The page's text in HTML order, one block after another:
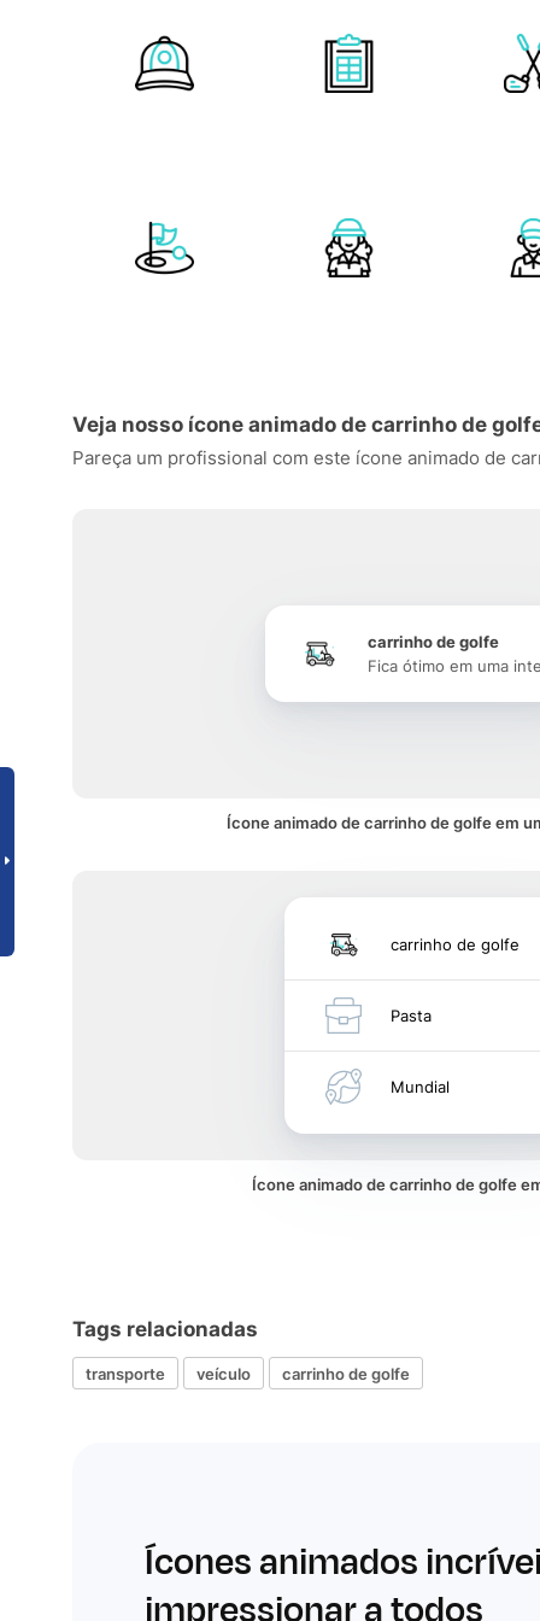
Veja nosso ícone animado de carrinho de
Pareça um profissional com este ícone animado de
carrinho de golfe
Fica ótimo em uma
Ícone animado de carrinho de golfe em
carrinho de golfe
Pasta
Mundial
Ícone animado de carrinho de golfe
Tags relacionadas
transporte veículo carrinho de golfe
Ícones animados